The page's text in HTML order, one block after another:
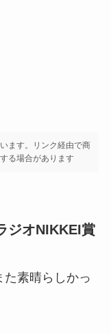
ます。リンク経由で商
る場合があります
ジオNIKKEI賞
素晴らしかっ